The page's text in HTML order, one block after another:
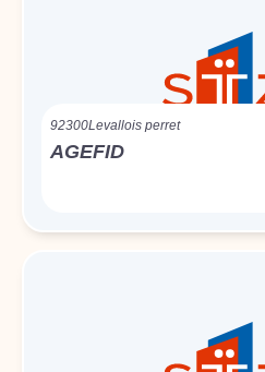
92300Levallois perret
AGEFID